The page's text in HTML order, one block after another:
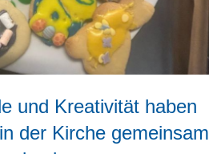
und Kreativität haben
der Kirche gemeinsam